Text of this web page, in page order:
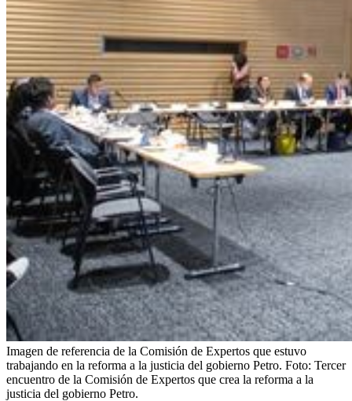
Imagen de referencia de la Comisión de Expertos que estuvo
trabajando en la reforma a la justicia del gobierno Petro. Foto: Tercer
encuentro de la Comisión de Expertos que crea la reforma a la
justicia del gobierno Petro.